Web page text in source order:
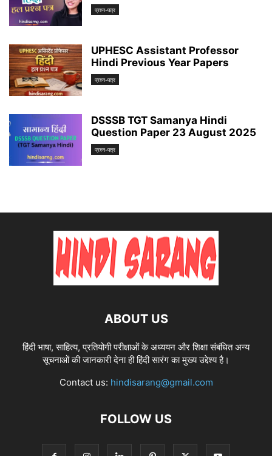
प्रश्न-पत्र
UPHESC Assistant Professor
Hindi Previous Year Papers
प्रश्न-पत्र
DSSSB TGT Samanya Hindi
Question Paper 23 August 2025
प्रश्न-पत्र
ABOUT US
हिंदी भाषा, साहित्य, प्रतियोगी परीक्षाओं के अध्ययन और शिक्षा संबंधित अन्य
सूचनाओं की जानकारी देना ही हिंदी सारंग का मुख्य उद्देश्य है।
Contact us: hindisarang@gmail.com
FOLLOW US